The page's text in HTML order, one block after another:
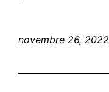
novembre 26, 2022